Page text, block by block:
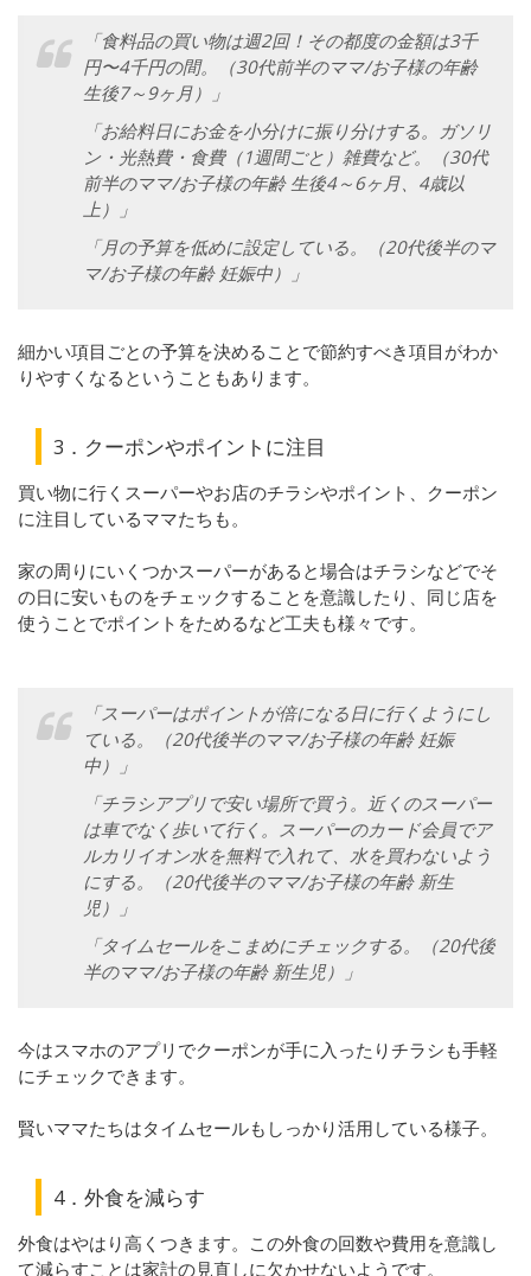
「食料品の買い物は週2回！その都度の金額は3千
円〜4千円の間。（30代前半のママ/お子様の年齢
生後7～9ヶ月）」
「お給料日にお金を小分けに振り分けする。ガソリ
ン・光熱費・食費（1週間ごと）雑費など。（30代
前半のママ/お子様の年齢 生後4～6ヶ月、4歳以
上）」
「月の予算を低めに設定している。（20代後半のマ
マ/お子様の年齢 妊娠中）」
細かい項目ごとの予算を決めることで節約すべき項目がわか
りやすくなるということもあります。
3．クーポンやポイントに注目
買い物に行くスーパーやお店のチラシやポイント、クーポン
に注目しているママたちも。
家の周りにいくつかスーパーがあると場合はチラシなどでそ
の日に安いものをチェックすることを意識したり、同じ店を
使うことでポイントをためるなど工夫も様々です。
「スーパーはポイントが倍になる日に行くようにし
ている。（20代後半のママ/お子様の年齢 妊娠
中）」
「チラシアプリで安い場所で買う。近くのスーパー
は車でなく歩いて行く。スーパーのカード会員でア
ルカリイオン水を無料で入れて、水を買わないよう
にする。（20代後半のママ/お子様の年齢 新生
児）」
「タイムセールをこまめにチェックする。（20代後
半のママ/お子様の年齢 新生児）」
今はスマホのアプリでクーポンが手に入ったりチラシも手軽
にチェックできます。
賢いママたちはタイムセールもしっかり活用している様子。
4．外食を減らす
外食はやはり高くつきます。この外食の回数や費用を意識し
て減らすことは家計の見直しに欠かせないようです。